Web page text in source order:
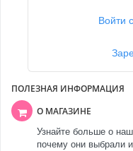
Войти
ПОЛЕЗНАЯ ИНФОРМАЦИЯ
О МАГАЗИНЕ
Узнайте больше о
почему они выбрали